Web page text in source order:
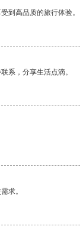
到高品质的旅行体验。
系，分享生活点滴。
求。